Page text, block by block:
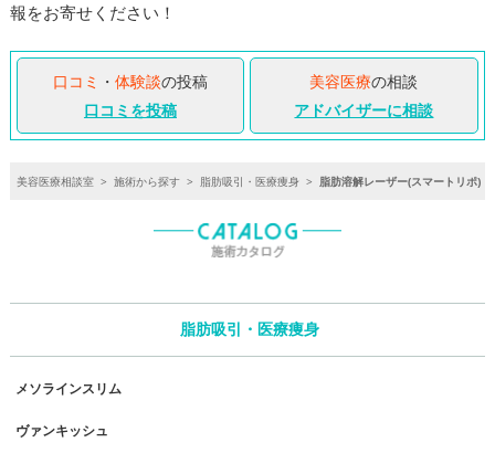
報をお寄せください！
口コミ ・ 体験談の投稿
口コミを投稿
美容医療の相談
アドバイザーに相談
美容医療相談室 > 施術から探す > 脂肪吸引・医療痩身 > 脂肪溶解レーザー(スマートリポ)
脂肪吸引・医療痩身
メソラインスリム
ヴァンキッシュ